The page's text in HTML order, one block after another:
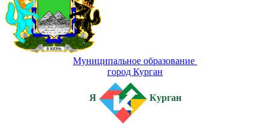
Муниципальное образование
город Курган
Я Курган